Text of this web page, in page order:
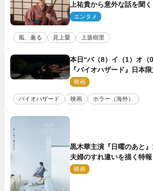
上祐貴から意外な話を聞く
エンタメ
風、薫る 見上愛 上坂樹里
本日“バ（8）イ（1）オ
『バイオハザード』日本
禁映画
バイオハザード 映画 ホラー（海外）
黒木華主演『日曜のあと
夫婦のすれ違いを描く特
アル解禁
映画